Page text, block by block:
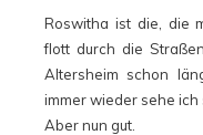
Roswitha ist die, die
flott durch die
Altersheim schon
immer wieder sehe ich
Aber nun gut.